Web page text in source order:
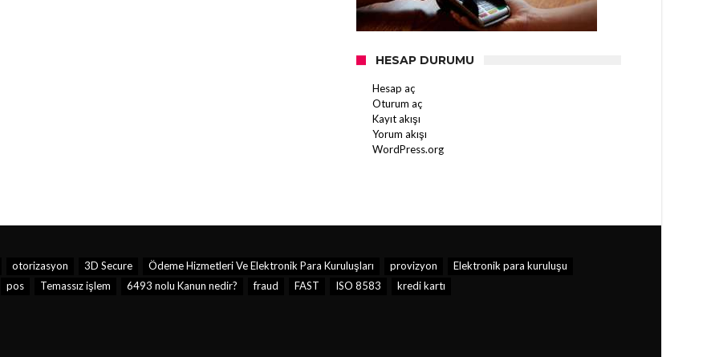
HESAP DURUMU
Hesap aç
Oturum aç
Kayıt akışı
Yorum akışı
WordPress.org
otorizasyon 3D Secure Ödeme Hizmetleri Ve Elektronik Para Kuruluşları provizyon
Elektronik para kuruluşu
pos
Temassız işlem 6493 nolu Kanun nedir? fraud FAST ISO 8583 kredi kartı